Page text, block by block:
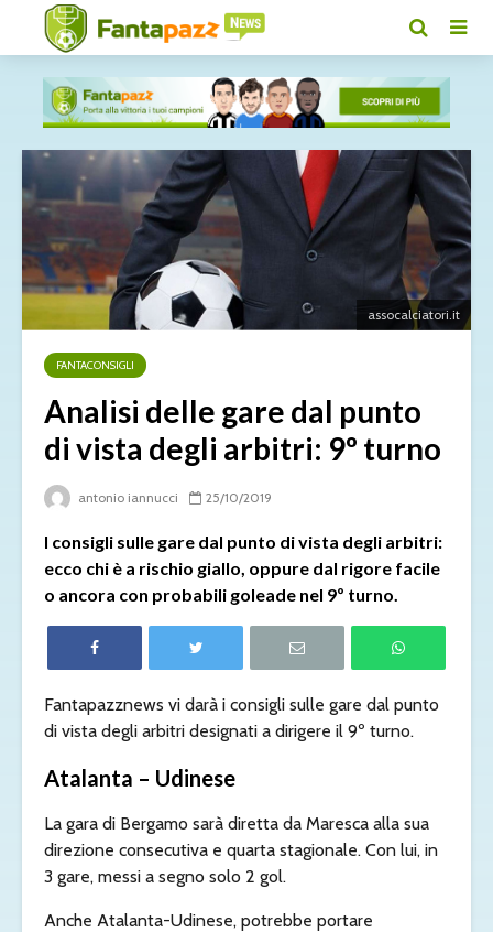
assocalciatori.it
FANTACONSIGLI
Analisi delle gare dal punto
di vista degli arbitri: 9º turno
antonio iannucci 25/10/2019
I consigli sulle gare dal punto di vista degli arbitri:
ecco chi è a rischio giallo, oppure dal rigore facile
o ancora con probabili goleade nel 9º turno.
Fantapazznews vi darà i consigli sulle gare dal punto
di vista degli arbitri designati a dirigere il 9º turno.
Atalanta – Udinese
La gara di Bergamo sarà diretta da Maresca alla sua
direzione consecutiva e quarta stagionale. Con lui, in
3 gare, messi a segno solo 2 gol.
Anche Atalanta-Udinese, potrebbe portare